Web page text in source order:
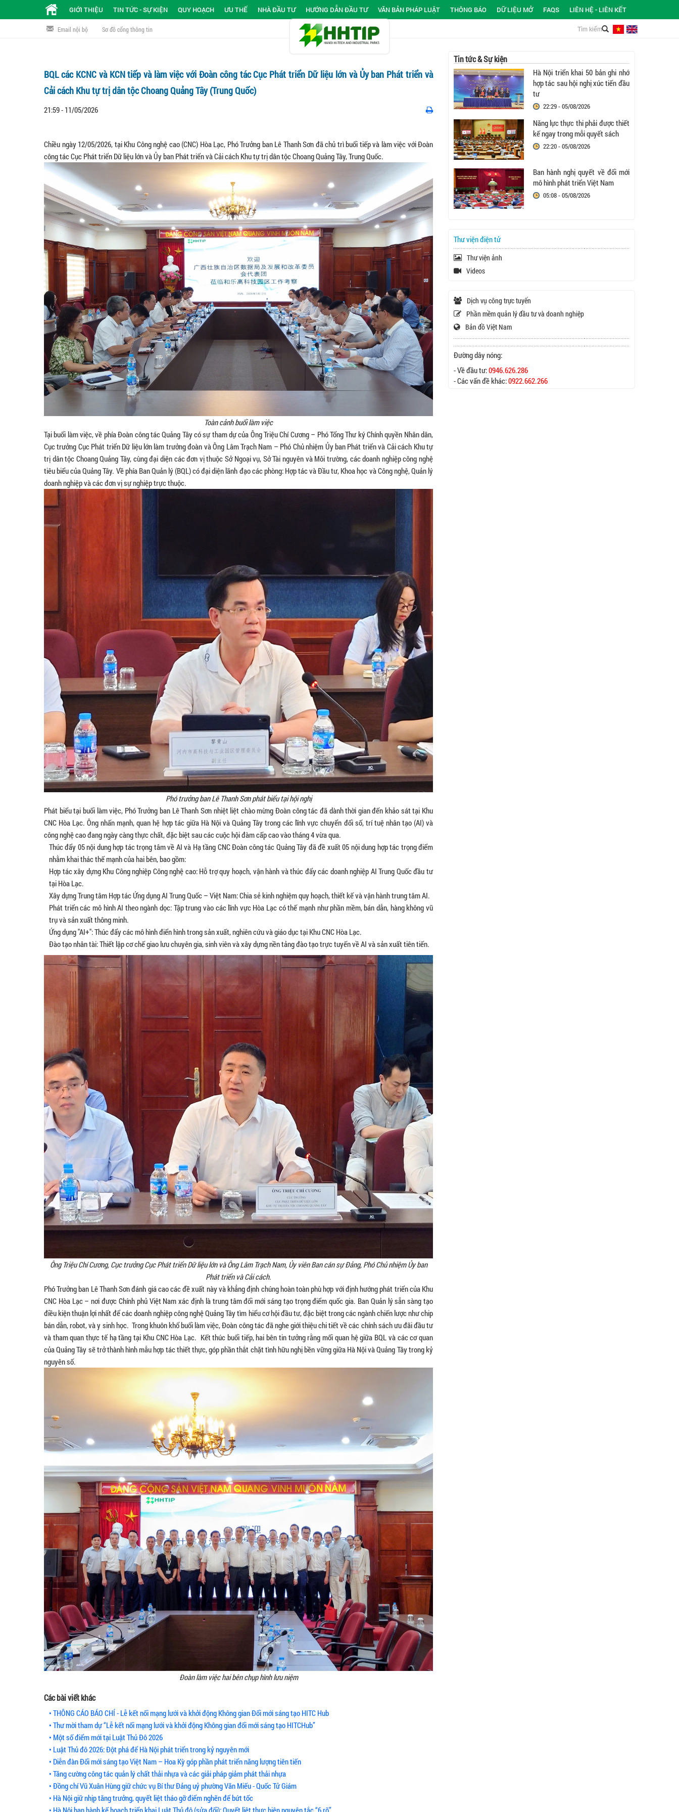
GIỚI THIỆU TIN TỨC - SỰ KIỆN QUY HOẠCH ƯU THẾ NHÀ ĐẦU TƯ HƯỚNG DẪN ĐẦU TƯ VĂN BẢN PHÁP LUẬT THÔNG BÁO DỮ LIỆU MỞ FAQS LIÊN HỆ - LIÊN KẾT
Email nội bộ Sơ đồ cổng thông tin
BQL các KCNC và KCN tiếp và làm việc với Đoàn công tác Cục Phát triển Dữ liệu lớn và Ủy ban Phát triển và
Cải cách Khu tự trị dân tộc Choang Quảng Tây (Trung Quốc)
21:59 - 11/05/2026
Chiều ngày 12/05/2026, tại Khu Công nghệ cao (CNC) Hòa Lạc, Phó Trưởng ban Lê Thanh Sơn đã chủ trì buổi tiếp và làm việc với Đoàn
công tác Cục Phát triển Dữ liệu lớn và Ủy ban Phát triển và Cải cách Khu tự trị dân tộc Choang Quảng Tây, Trung Quốc.
Toàn cảnh buổi làm việc
Tại buổi làm việc, về phía Đoàn công tác Quảng Tây có sự tham dự của Ông Triệu Chí Cương – Phó Tổng Thư ký Chính quyền Nhân dân,
Cục trưởng Cục Phát triển Dữ liệu lớn làm trưởng đoàn và Ông Lâm Trạch Nam – Phó Chủ nhiệm Ủy ban Phát triển và Cải cách Khu tự
trị dân tộc Choang Quảng Tây, cùng đại diện các đơn vị thuộc Sở Ngoại vụ, Sở Tài nguyên và Môi trường, các doanh nghiệp công nghệ
tiêu biểu của Quảng Tây. Về phía Ban Quản lý (BQL) có đại diện lãnh đạo các phòng: Hợp tác và Đầu tư, Khoa học và Công nghệ, Quản lý
doanh nghiệp và các đơn vị sự nghiệp trực thuộc.
Phó trưởng ban Lê Thanh Sơn phát biểu tại hội nghị
Phát biểu tại buổi làm việc, Phó Trưởng ban Lê Thanh Sơn nhiệt liệt chào mừng Đoàn công tác đã dành thời gian đến khảo sát tại Khu
CNC Hòa Lạc. Ông nhấn mạnh, quan hệ hợp tác giữa Hà Nội và Quảng Tây trong các lĩnh vực chuyển đổi số, trí tuệ nhân tạo (AI) và
công nghệ cao đang ngày càng thực chất, đặc biệt sau các cuộc hội đàm cấp cao vào tháng 4 vừa qua.
Thúc đẩy 05 nội dung hợp tác trọng tâm về AI và Hạ tầng CNC Đoàn công tác Quảng Tây đã đề xuất 05 nội dung hợp tác trọng điểm
nhằm khai thác thế mạnh của hai bên, bao gồm:
Hợp tác xây dựng Khu Công nghiệp Công nghệ cao: Hỗ trợ quy hoạch, vận hành và thúc đẩy các doanh nghiệp AI Trung Quốc đầu tư
tại Hòa Lạc.
Xây dựng Trung tâm Hợp tác Ứng dụng AI Trung Quốc – Việt Nam: Chia sẻ kinh nghiệm quy hoạch, thiết kế và vận hành trung tâm AI.
Phát triển các mô hình AI theo ngành dọc: Tập trung vào các lĩnh vực Hòa Lạc có thế mạnh như phần mềm, bán dẫn, hàng không vũ
trụ và sản xuất thông minh.
Ứng dụng "AI+": Thúc đẩy các mô hình điển hình trong sản xuất, nghiên cứu và giáo dục tại Khu CNC Hòa Lạc.
Đào tạo nhân tài: Thiết lập cơ chế giao lưu chuyên gia, sinh viên và xây dựng nền tảng đào tạo trực tuyến về AI và sản xuất tiên tiến.
Ông Triệu Chí Cương, Cục trưởng Cục Phát triển Dữ liệu lớn và Ông Lâm Trạch Nam, Ủy viên Ban cán sự Đảng, Phó Chủ nhiệm Ủy ban
Phát triển và Cải cách.
Phó Trưởng ban Lê Thanh Sơn đánh giá cao các đề xuất này và khẳng định chúng hoàn toàn phù hợp với định hướng phát triển của Khu
CNC Hòa Lạc – nơi được Chính phủ Việt Nam xác định là trung tâm đổi mới sáng tạo trọng điểm quốc gia. Ban Quản lý sẵn sàng tạo
điều kiện thuận lợi nhất để các doanh nghiệp công nghệ Quảng Tây tìm hiểu cơ hội đầu tư, đặc biệt trong các ngành chiến lược như chip
bán dẫn, robot, và y sinh học. Trong khuôn khổ buổi làm việc, Đoàn công tác đã nghe giới thiệu chi tiết về các chính sách ưu đãi đầu tư
và tham quan thực tế hạ tầng tại Khu CNC Hòa Lạc. Kết thúc buổi tiếp, hai bên tin tưởng rằng mối quan hệ giữa BQL và các cơ quan
của Quảng Tây sẽ trở thành hình mẫu hợp tác thiết thực, góp phần thắt chặt tình hữu nghị bền vững giữa Hà Nội và Quảng Tây trong kỷ
nguyên số.
Đoàn làm việc hai bên chụp hình lưu niệm
Các bài viết khác
• THÔNG CÁO BÁO CHÍ - Lễ kết nối mạng lưới và khởi động Không gian Đổi mới sáng tạo HITC Hub
• Thư mời tham dự “Lễ kết nối mạng lưới và khởi động Không gian đổi mới sáng tạo HITCHub”
• Một số điểm mới tại Luật Thủ Đô 2026
• Luật Thủ đô 2026: Đột phá để Hà Nội phát triển trong kỷ nguyên mới
• Diễn đàn Đổi mới sáng tạo Việt Nam – Hoa Kỳ góp phần phát triển năng lượng tiên tiến
• Tăng cường công tác quản lý chất thải nhựa và các giải pháp giảm phát thải nhựa
• Đồng chí Vũ Xuân Hùng giữ chức vụ Bí thư Đảng uỷ phường Văn Miếu - Quốc Tử Giám
• Hà Nội giữ nhịp tăng trưởng, quyết liệt tháo gỡ điểm nghẽn để bứt tốc
• Hà Nội ban hành kế hoạch triển khai Luật Thủ đô (sửa đổi): Quyết liệt thực hiện nguyên tắc “6 rõ”
Tin tức & Sự kiện
Hà Nội triển khai 50 bản ghi nhớ
hợp tác sau hội nghị xúc tiến đầu
tư
22:29 - 05/08/2026
Năng lực thực thi phải được thiết
kế ngay trong mỗi quyết sách
22:20 - 05/08/2026
Ban hành nghị quyết về đổi mới
mô hình phát triển Việt Nam
05:08 - 05/08/2026
Thư viện điện tử
Thư viện ảnh
Videos
Dịch vụ công trực tuyến
Phần mềm quản lý đầu tư và doanh nghiệp
Bản đồ Việt Nam
Đường dây nóng:
- Về đầu tư:0946.626.286
- Các vấn đề khác:0922.662.266